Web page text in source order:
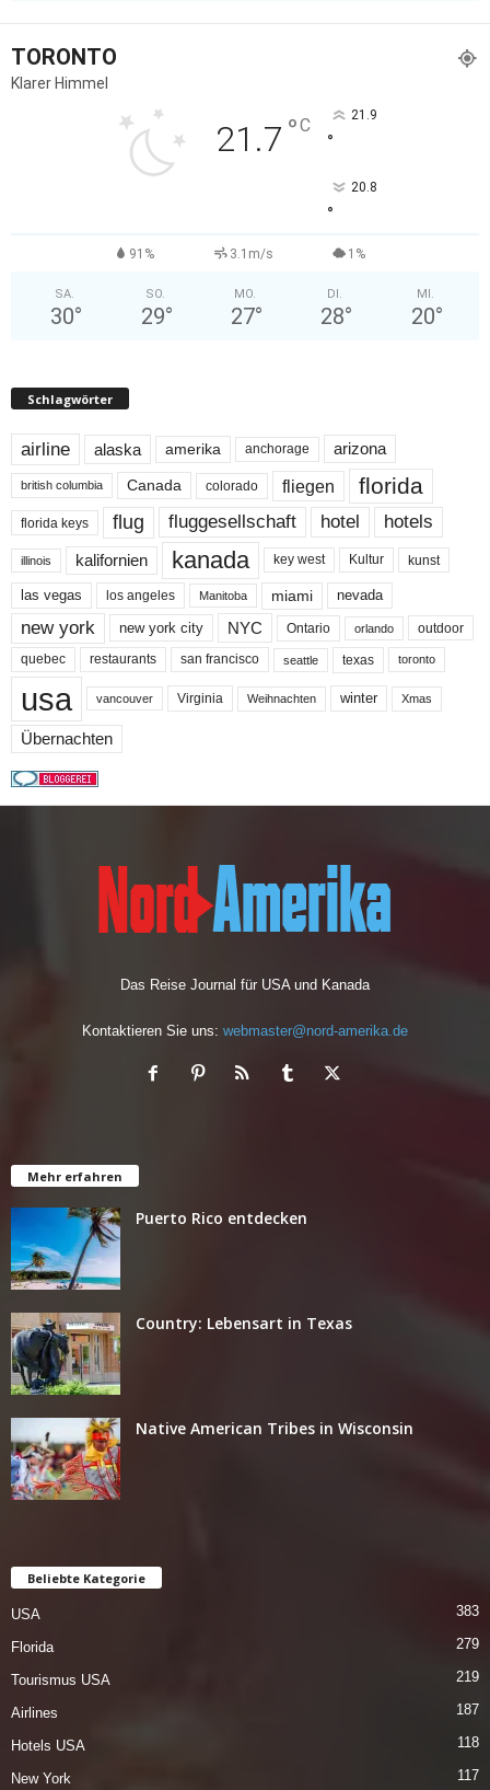
TORONTO
Klarer Himmel
21.7 °C 21.9
°
20.8
°
91% 3.1m/s 1%
SA.
30°
SO.
29°
MO.
27°
DI.
28°
MI.
20°
Schlagwörter
airline alaska amerika anchorage arizona
british columbia Canada colorado fliegen florida
florida keys flug fluggesellschaft hotel hotels
illinois kalifornien kanada key west Kultur kunst
las vegas los angeles Manitoba miami nevada
new york new york city NYC Ontario orlando outdoor
quebec restaurants san francisco seattle texas toronto
usa vancouver Virginia Weihnachten winter Xmas
Übernachten
Das Reise Journal für USA und Kanada
Kontaktieren Sie uns: webmaster@nord-amerika.de
Mehr erfahren
Puerto Rico entdecken
Country: Lebensart in Texas
Native American Tribes in Wisconsin
Beliebte Kategorie
USA 383
Florida 279
Tourismus USA 219
Airlines 187
Hotels USA 118
New York 117